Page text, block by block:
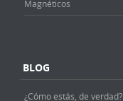
Magnéticos
BLOG
¿Cómo estás, de verdad?